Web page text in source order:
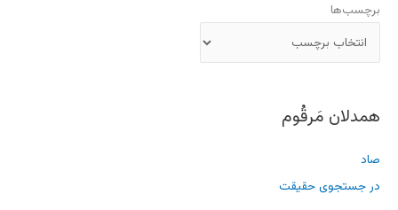
برچسب‌ها
همدلان مَرقُوم
صاد
در جستجوی حقیقت